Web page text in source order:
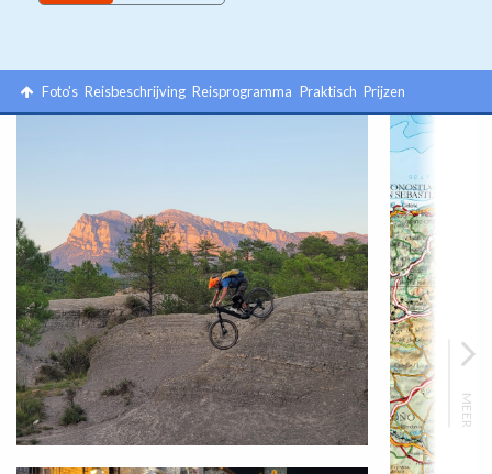
Foto's Reisbeschrijving Reisprogramma Praktisch Prijzen
MEER